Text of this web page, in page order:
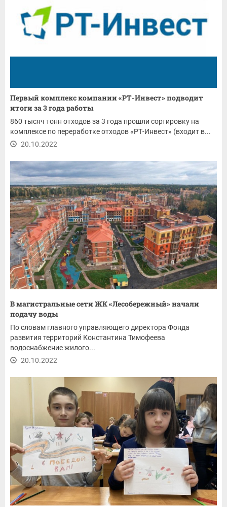
Первый комплекс компании «РТ-Инвест» подводит
итоги за 3 года работы
860 тысяч тонн отходов за 3 года прошли сортировку на
комплексе по переработке отходов «РТ-Инвест» (входит в...
20.10.2022
В магистральные сети ЖК «Лесобережный» начали
подачу воды
По словам главного управляющего директора Фонда
развития территорий Константина Тимофеева
водоснабжение жилого...
20.10.2022